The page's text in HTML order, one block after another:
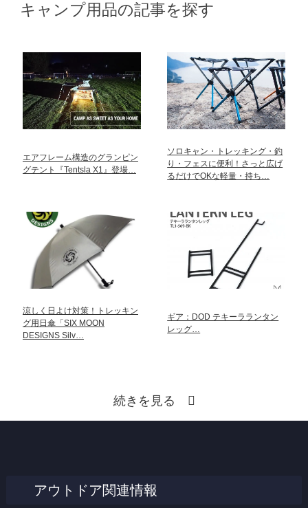
キャンプ用品の記事を探す
エアフレーム構造のグランピン
グテント『Tentsla X1』登場…
ソロキャン・トレッキング・釣
り・フェスに便利！さっと広げ
るだけでOKな軽量・持ち…
涼しく日よけ対策！トレッキン
グ用日傘「SIX MOON
DESIGNS Silv…
ギア：DOD テキーラランタン
レッグ…
続きを見る
アウトドア関連情報